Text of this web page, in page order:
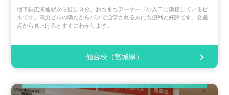
地下鉄広瀬通駅から徒歩３分。おおまちアーケードの入口に隣接しているビ
ルです。電力ビルの隣だからバスで通学される方にも便利と好評です。交差
点から見上げるとすぐにわかります。
仙台校（宮城県）